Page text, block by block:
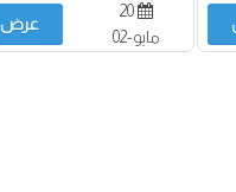
20
مايو-02
عرض